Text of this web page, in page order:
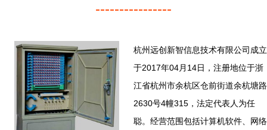
----------------
杭州远创新智信息技术有限公司成立
于2017年04月14日，注册地位于浙
江省杭州市余杭区仓前街道余杭塘路
2630号4幢315，法定代表人为任
聪。经营范围包括计算机软件、网络